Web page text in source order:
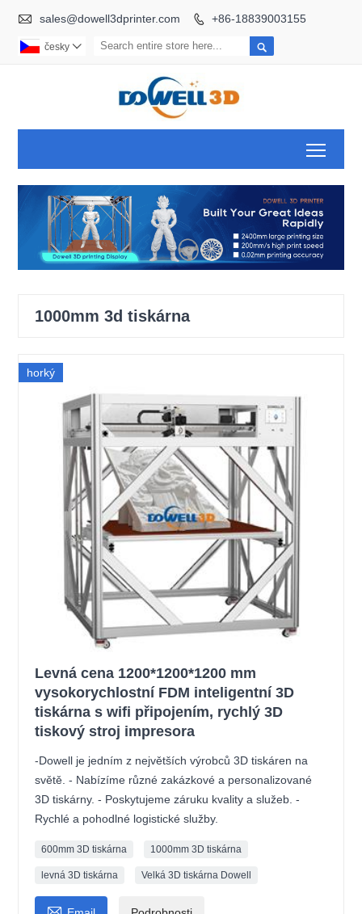
 sales@dowell3dprinter.com  +86-18839003155

česky 
1000mm 3d tiskárna
horký
Levná cena 1200*1200*1200 mm
vysokorychlostní FDM inteligentní 3D
tiskárna s wifi připojením, rychlý 3D
tiskový stroj impresora
-Dowell je jedním z největších výrobců 3D tiskáren na
světě. - Nabízíme různé zakázkové a personalizované
3D tiskárny. - Poskytujeme záruku kvality a služeb. -
Rychlé a pohodlné logistické služby.
600mm 3D tiskárna 1000mm 3D tiskárna
levná 3D tiskárna Velká 3D tiskárna Dowell
